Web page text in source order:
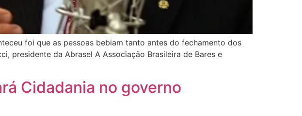
foi que as pessoas bebiam tanto antes do fechamento dos
presidente da Abrasel A Associação Brasileira de Bares e
Cidadania no governo